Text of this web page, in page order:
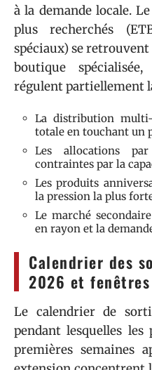
à la demande locale.
plus recherchés
spéciaux) se
boutique
régulent partiellement
La distribution
totale en touchant un
Les allocations
contraintes par la
Les produits
la pression la plus
Le marché
en rayon et la
Calendrier des
2026 et
Le calendrier de
pendant lesquelles
premières semaines